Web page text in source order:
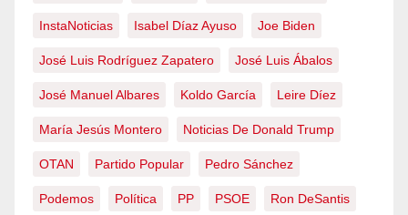
InstaNoticias Isabel Díaz Ayuso Joe Biden
José Luis Rodríguez Zapatero José Luis Ábalos
José Manuel Albares Koldo García Leire Díez
María Jesús Montero Noticias De Donald Trump
OTAN Partido Popular Pedro Sánchez
Podemos Política PP PSOE Ron DeSantis